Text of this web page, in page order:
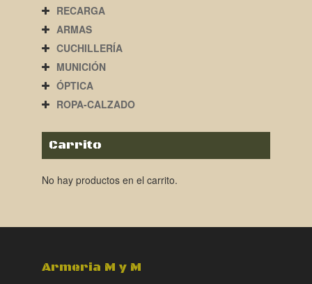
RECARGA
ARMAS
CUCHILLERÍA
MUNICIÓN
ÓPTICA
ROPA-CALZADO
Carrito
No hay productos en el carrito.
Armeria M y M